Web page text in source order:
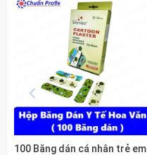
100 Băng dán cá nhân trẻ em